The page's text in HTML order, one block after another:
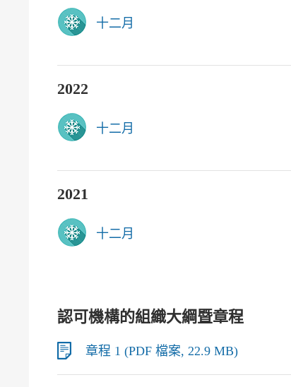
十二月
2022
十二月
2021
十二月
認可機構的組織大綱暨章程
章程 1 (PDF 檔案, 22.9 MB)